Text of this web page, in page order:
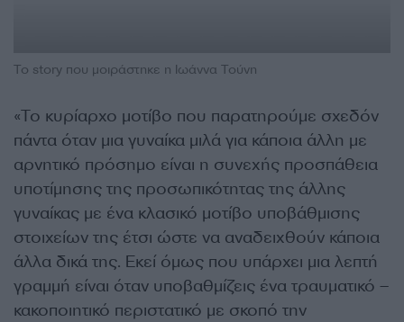
To story που μοιράστηκε η Ιωάννα Τούνη
«Το κυρίαρχο μοτίβο που παρατηρούμε σχεδόν
πάντα όταν μια γυναίκα μιλά για κάποια άλλη με
αρνητικό πρόσημο είναι η συνεχής προσπάθεια
υποτίμησης της προσωπικότητας της άλλης
γυναίκας με ένα κλασικό μοτίβο υποβάθμισης
στοιχείων της έτσι ώστε να αναδειχθούν κάποια
άλλα δικά της. Εκεί όμως που υπάρχει μια λεπτή
γραμμή είναι όταν υποβαθμίζεις ένα τραυματικό –
κακοποιητικό περιστατικό με σκοπό την